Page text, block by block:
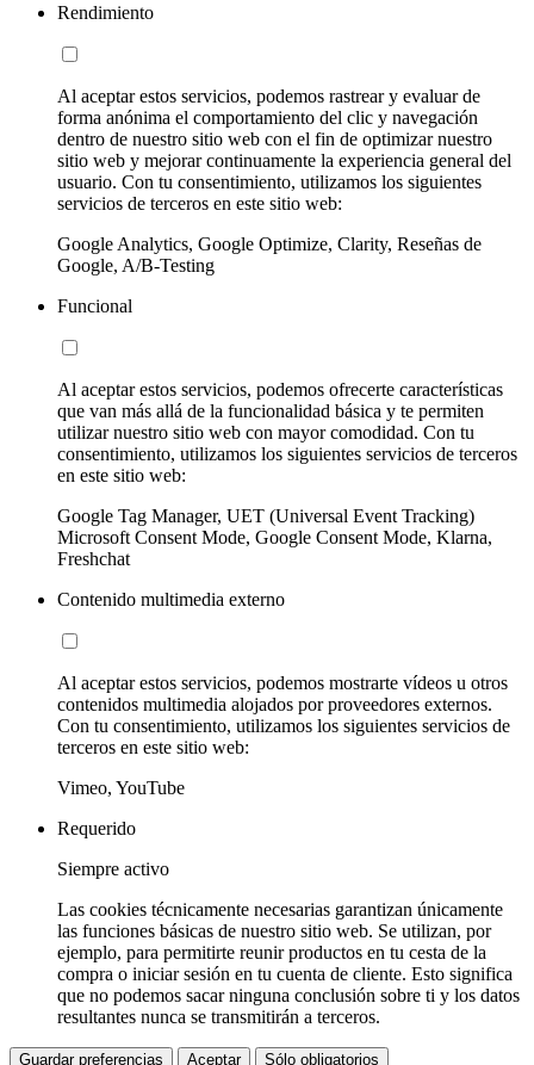
Rendimiento
Al aceptar estos servicios, podemos rastrear y evaluar de
forma anónima el comportamiento del clic y navegación
dentro de nuestro sitio web con el fin de optimizar nuestro
sitio web y mejorar continuamente la experiencia general del
usuario. Con tu consentimiento, utilizamos los siguientes
servicios de terceros en este sitio web:
Google Analytics, Google Optimize, Clarity, Reseñas de
Google, A/B-Testing
Funcional
Al aceptar estos servicios, podemos ofrecerte características
que van más allá de la funcionalidad básica y te permiten
utilizar nuestro sitio web con mayor comodidad. Con tu
consentimiento, utilizamos los siguientes servicios de terceros
en este sitio web:
Google Tag Manager, UET (Universal Event Tracking)
Microsoft Consent Mode, Google Consent Mode, Klarna,
Freshchat
Contenido multimedia externo
Al aceptar estos servicios, podemos mostrarte vídeos u otros
contenidos multimedia alojados por proveedores externos.
Con tu consentimiento, utilizamos los siguientes servicios de
terceros en este sitio web:
Vimeo, YouTube
Requerido
Siempre activo
Las cookies técnicamente necesarias garantizan únicamente
las funciones básicas de nuestro sitio web. Se utilizan, por
ejemplo, para permitirte reunir productos en tu cesta de la
compra o iniciar sesión en tu cuenta de cliente. Esto significa
que no podemos sacar ninguna conclusión sobre ti y los datos
resultantes nunca se transmitirán a terceros.
Guardar preferencias Aceptar Sólo obligatorios